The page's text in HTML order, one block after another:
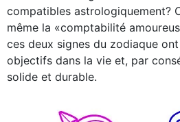
compatibles astrologiquement?
même la «comptabilité
ces deux signes du zodiaque
objectifs dans la vie et, par
solide et durable.